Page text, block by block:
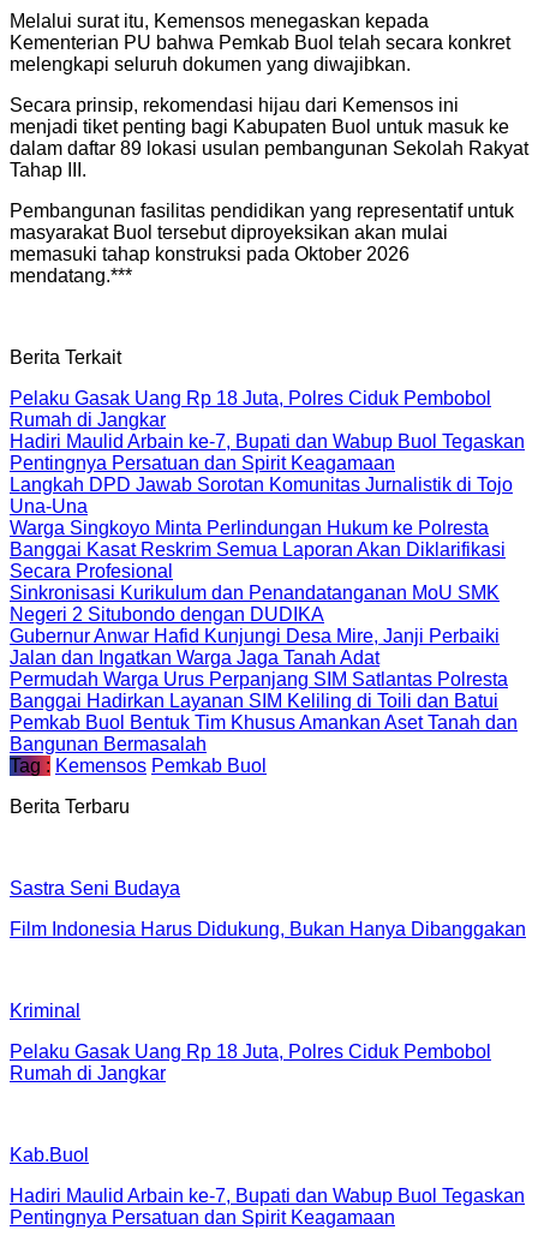
Melalui surat itu, Kemensos menegaskan kepada
Kementerian PU bahwa Pemkab Buol telah secara konkret
melengkapi seluruh dokumen yang diwajibkan.
Secara prinsip, rekomendasi hijau dari Kemensos ini
menjadi tiket penting bagi Kabupaten Buol untuk masuk ke
dalam daftar 89 lokasi usulan pembangunan Sekolah Rakyat
Tahap III.
Pembangunan fasilitas pendidikan yang representatif untuk
masyarakat Buol tersebut diproyeksikan akan mulai
memasuki tahap konstruksi pada Oktober 2026
mendatang.***
Berita Terkait
Pelaku Gasak Uang Rp 18 Juta, Polres Ciduk Pembobol
Rumah di Jangkar
Hadiri Maulid Arbain ke-7, Bupati dan Wabup Buol Tegaskan
Pentingnya Persatuan dan Spirit Keagamaan
Langkah DPD Jawab Sorotan Komunitas Jurnalistik di Tojo
Una-Una
Warga Singkoyo Minta Perlindungan Hukum ke Polresta
Banggai Kasat Reskrim Semua Laporan Akan Diklarifikasi
Secara Profesional
Sinkronisasi Kurikulum dan Penandatanganan MoU SMK
Negeri 2 Situbondo dengan DUDIKA
Gubernur Anwar Hafid Kunjungi Desa Mire, Janji Perbaiki
Jalan dan Ingatkan Warga Jaga Tanah Adat
Permudah Warga Urus Perpanjang SIM Satlantas Polresta
Banggai Hadirkan Layanan SIM Keliling di Toili dan Batui
Pemkab Buol Bentuk Tim Khusus Amankan Aset Tanah dan
Bangunan Bermasalah
Tag : Kemensos Pemkab Buol
Berita Terbaru
Sastra Seni Budaya
Film Indonesia Harus Didukung, Bukan Hanya Dibanggakan
Kriminal
Pelaku Gasak Uang Rp 18 Juta, Polres Ciduk Pembobol
Rumah di Jangkar
Kab.Buol
Hadiri Maulid Arbain ke-7, Bupati dan Wabup Buol Tegaskan
Pentingnya Persatuan dan Spirit Keagamaan